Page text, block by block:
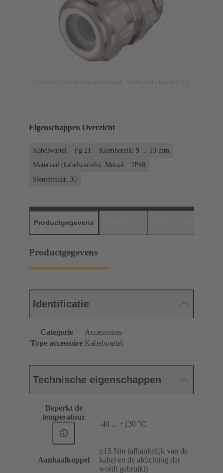
Eigenschappen Overzicht
Kabelwartel Pg 21
Klembereik: 9 ... 13 mm
Materiaal (kabelwartels): Metaal
IP68
Sleutelmaat: 30
Productgegevens
Productgegevens
Identificatie
Categorie
Accessoires
Type accessoire Kabelwartel
Technische eigenschappen
Beperkt de
temperatuur
-40 ... +130 °C
Aanhaalkoppel
≤15 Nm (afhankelijk van de
kabel en de afdichting dat
wordt gebruikt)